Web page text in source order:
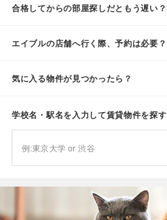
合格してからの部屋探しだともう遅い？
エイブルの店舗へ行く際、予約は必要？
気に入る物件が見つかったら？
学校名・駅名を入力して賃貸物件を探す